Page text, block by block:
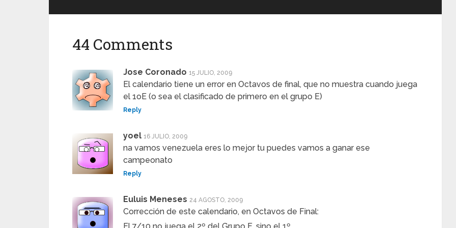
44 Comments
Jose Coronado 15 JULIO, 2009
El calendario tiene un error en Octavos de final, que no muestra cuando juega
el 1oE (o sea el clasificado de primero en el grupo E)
Reply
yoel 16 JULIO, 2009
na vamos venezuela eres lo mejor tu puedes vamos a ganar ese
campeonato
Reply
Euluis Meneses 24 AGOSTO, 2009
Corrección de este calendario, en Octavos de Final: